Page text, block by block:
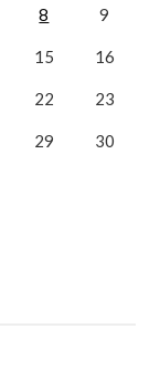
8 9
15 16
22 23
29 30